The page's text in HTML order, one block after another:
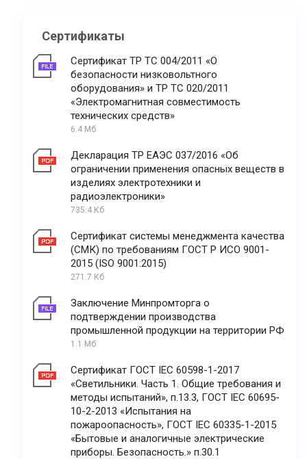
Сертификаты
Сертификат ТР ТС 004/2011 «О
безопасности низковольтного
оборудования» и ТР ТС 020/2011
«Электромагнитная совместимость
технических средств»
6.4 Мб
Декларация ТР ЕАЭС 037/2016 «Об
ограничении применения опасных веществ в
изделиях электротехники и
радиоэлектроники»
735.4 Кб
Сертификат системы менеджмента качества
(СМК) по требованиям ГОСТ Р ИСО 9001-
2015 (ISO 9001:2015)
271.7 Кб
Заключение Минпромторга о
подтверждении производства
промышленной продукции на территории РФ
1.1 Мб
Сертификат ГОСТ IEC 60598-1-2017
«Светильники. Часть 1. Общие требования и
методы испытаний», п.13.3, ГОСТ IEC 60695-
10-2-2013 «Испытания на
пожароопасность», ГОСТ IEC 60335-1-2015
«Бытовые и аналогичные электрические
приборы. Безопасность.» п.30.1